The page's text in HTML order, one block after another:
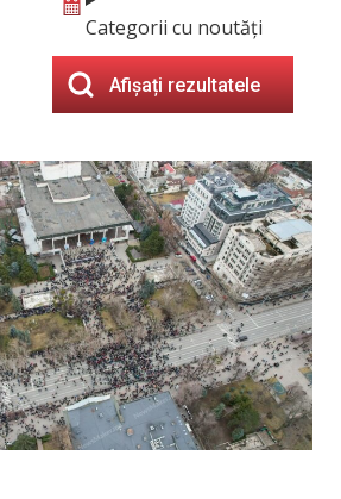
Categorii cu noutăți
Afișați rezultatele